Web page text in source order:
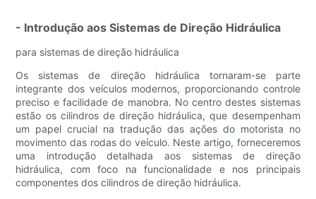
- Introdução aos Sistemas de Direção Hidráulica
para sistemas de direção hidráulica
Os sistemas de direção hidráulica tornaram-se parte
integrante dos veículos modernos, proporcionando controle
preciso e facilidade de manobra. No centro destes sistemas
estão os cilindros de direção hidráulica, que desempenham
um papel crucial na tradução das ações do motorista no
movimento das rodas do veículo. Neste artigo, forneceremos
uma introdução detalhada aos sistemas de direção
hidráulica, com foco na funcionalidade e nos principais
componentes dos cilindros de direção hidráulica.